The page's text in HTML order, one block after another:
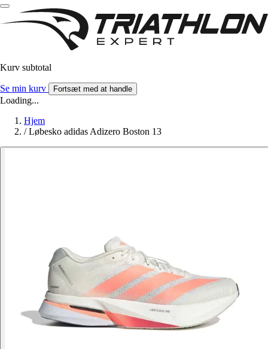
Kurv subtotal
Se min kurv Fortsæt med at handle
Loading...
Hjem
/ Løbesko adidas Adizero Boston 13